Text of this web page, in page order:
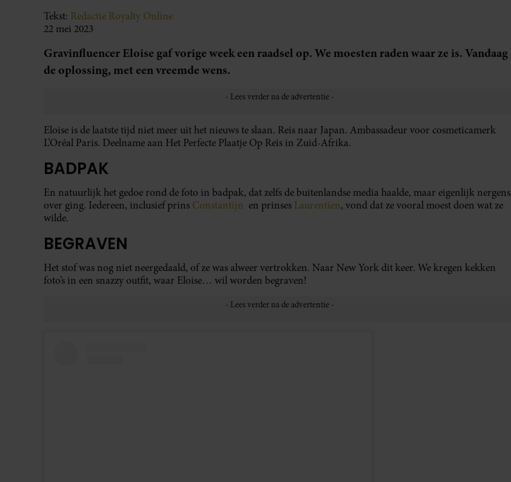
Tekst: Redactie Royalty Online
22 mei 2023
Gravinfluencer Eloise gaf vorige week een raadsel op. We moesten raden waar ze is. Vandaag
de oplossing, met een vreemde wens.
Eloise is de laatste tijd niet meer uit het nieuws te slaan. Reis naar Japan. Ambassadeur voor cosmeticamerk
L’Oréal Paris. Deelname aan Het Perfecte Plaatje Op Reis in Zuid-Afrika.
BADPAK
En natuurlijk het gedoe rond de foto in badpak, dat zelfs de buitenlandse media haalde, maar eigenlijk nergens
over ging. Iedereen, inclusief prins Constantijn en prinses Laurentien, vond dat ze vooral moest doen wat ze
wilde.
BEGRAVEN
Het stof was nog niet neergedaald, of ze was alweer vertrokken. Naar New York dit keer. We kregen kekken
foto’s in een snazzy outfit, waar Eloise… wil worden begraven!